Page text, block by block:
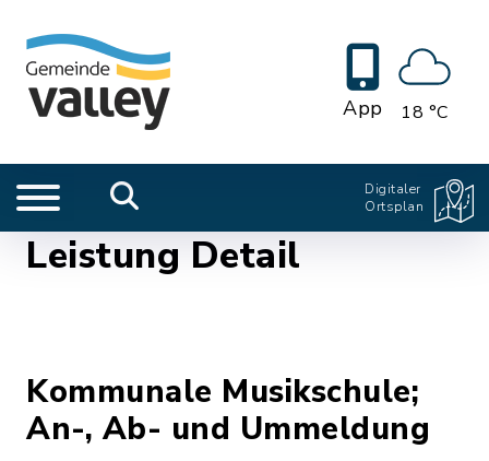
App 18 °C
Digitaler
Ortsplan
Leistung Detail
Kommunale Musikschule;
An-, Ab- und Ummeldung